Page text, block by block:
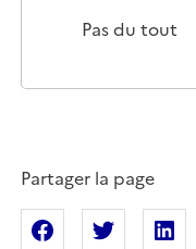
Pas du tout
Partager la page
Partager sur